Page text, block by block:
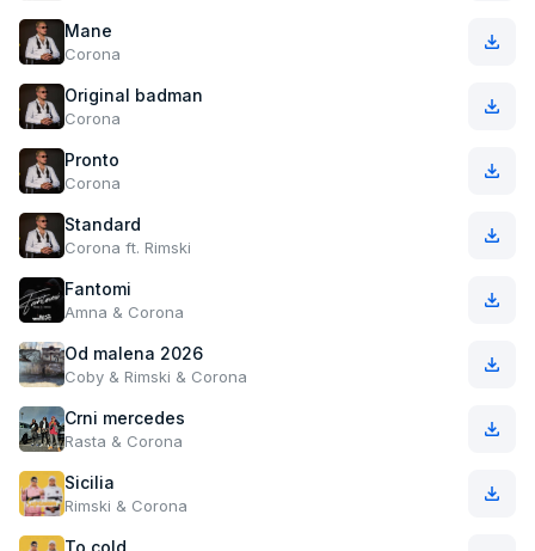
Mane
Corona
Original badman
Corona
Pronto
Corona
Standard
Corona ft. Rimski
Fantomi
Amna & Corona
Od malena 2026
Coby & Rimski & Corona
Crni mercedes
Rasta & Corona
Sicilia
Rimski & Corona
To cold